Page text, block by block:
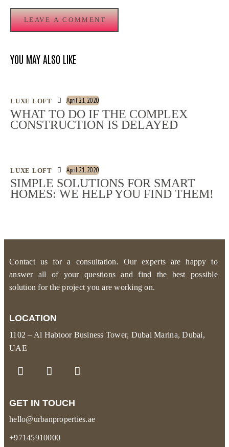
YOU MAY ALSO LIKE
LUXE LOFT April 21, 2020
WHAT TO DO IF THE COMPLEX
CONSTRUCTION IS DELAYED
LUXE LOFT April 21, 2020
SIMPLE SOLUTIONS FOR SMART
HOMES: WE HELP YOU FIND THEM!
Contact us for a consultation. Our experts are happy to
answer all of your questions and find the best possible
solution for the project you are working on.
LOCATION
1102 – Al Habtoor Business Tower, Dubai Marina, Dubai,
UAE
GET IN TOUCH
hello@urbanproperties.ae
+97145910000